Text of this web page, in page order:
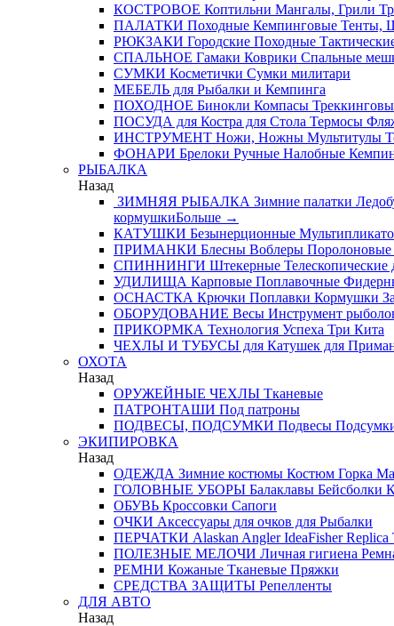
КОСТРОВОЕ Коптильни Мангалы, Грили
ПАЛАТКИ Походные Кемпинговые Тенты,
РЮКЗАКИ Городские Походные
СПАЛЬНОЕ Гамаки Коврики Спальные
СУМКИ Косметички Сумки милитари
МЕБЕЛЬ для Рыбалки и Кемпинга
ПОХОДНОЕ Бинокли Компасы
ПОСУДА для Костра для Стола Термосы
ИНСТРУМЕНТ Ножи, Ножны Мультитулы
ФОНАРИ Брелоки Ручные Налобные
РЫБАЛКА
Назад
ЗИМНЯЯ РЫБАЛКА Зимние палатки
кормушкиБольше →
КАТУШКИ Безынерционные
ПРИМАНКИ Блесны Воблеры Поролоновые
СПИННИНГИ Штекерные Телескопические
УДИЛИЩА Карповые Поплавочные
ОСНАСТКА Крючки Поплавки Кормушки
ОБОРУДОВАНИЕ Весы Инструмент
ПРИКОРМКА Технология Успеха Три Кита
ЧЕХЛЫ И ТУБУСЫ для Катушек для
ОХОТА
Назад
ОРУЖЕЙНЫЕ ЧЕХЛЫ Тканевые
ПАТРОНТАШИ Под патроны
ПОДВЕСЫ, ПОДСУМКИ Подвесы
ЭКИПИРОВКА
Назад
ОДЕЖДА Зимние костюмы Костюм Горка
ГОЛОВНЫЕ УБОРЫ Балаклавы Бейсболки
ОБУВЬ Кроссовки Сапоги
ОЧКИ Аксессуары для очков для Рыбалки
ПЕРЧАТКИ Alaskan AnglerIdeaFisherReplica
ПОЛЕЗНЫЕ МЕЛОЧИ Личная гигиена
РЕМНИ Кожаные Тканевые Пряжки
СРЕДСТВА ЗАЩИТЫ Репелленты
ДЛЯ АВТО
Назад